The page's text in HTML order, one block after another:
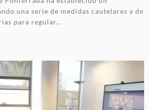
una serie de medidas cautelares y de
para regular...